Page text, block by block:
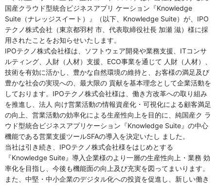
国産クラウド型統合ビジネスアプリ ケーション『Knowledge
Suite（ナレッジスイート）』（以下、Knowledge Suite）が、IPO
テクノ株式会社（東京都羽村 市、代表取締役社長 加瀬 滋）様に採
用されたことをお知らせいたします。
IPOテクノ株式会社様は、ソフトウェア開発や業務支援、ITコンサ
ルティング、人財（人材）支援、ECO事業を通じて 人財（人材）、
技術を有効に活かし、豊かな自然環境の維持と、お客様の満足及び
豊かな社会の実現への、最大限の 貢献を基本理念として企業活動を
しております。IPOテクノ株式会社様は、働き方改革への取り組み
を推進し、法人 向け営業活動の情報資産化・可視化による顧客満足
の向上、営業活動の効率化による生産性向上を目的に、純国産ク ラ
ウド型統合ビジネスアプリケーション『Knowledge Suite』の中心
機能である営業支援ツールSFAの導入を決定いたし ました。
当社は引き続き、IPOテクノ株式会社様をはじめとする
『Knowledge Suite』導入企業様のより一層の生産性向上・業務 効
率化を目指し、今後も機能面の向上及び充実を図ってまいります。
また、中堅・中小企業のデジタル化への投資を促進し、新しい働き